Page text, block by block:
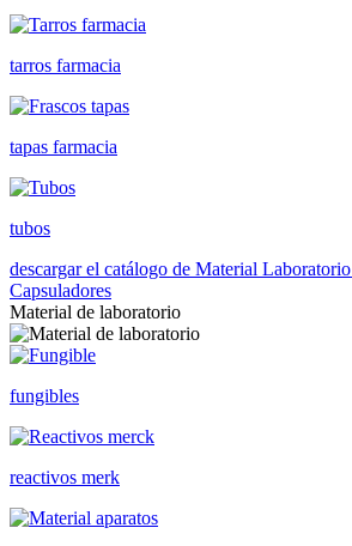
tarros farmacia
tapas farmacia
tubos
descargar el catálogo de Material Laboratorio
Capsuladores
Material de laboratorio
fungibles
reactivos merk